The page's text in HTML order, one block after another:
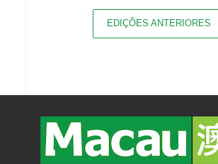
EDIÇÕES ANTERIORES